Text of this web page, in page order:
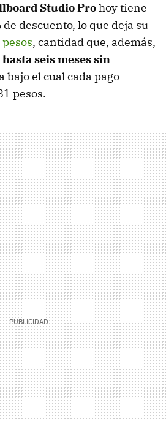
Studio Prohoy tiene
descuento, lo que deja su
, cantidad que, además,
hasta seis meses sin
bajo el cual cada pago
pesos.